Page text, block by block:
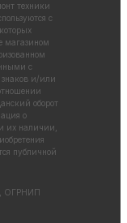
техники
с
магазином
с
и/или
оборот
о
их наличии,
публичной
ОГРНИП